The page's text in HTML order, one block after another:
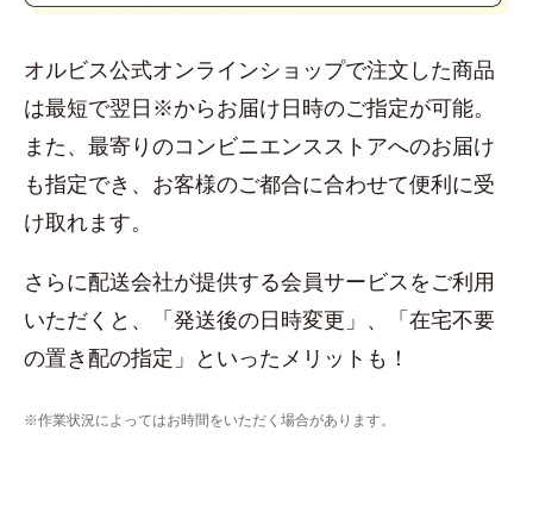
オルビス公式オンラインショップで注文した商品
は最短で翌日※からお届け日時のご指定が可能。
また、最寄りのコンビニエンスストアへのお届け
も指定でき、お客様のご都合に合わせて便利に受
け取れます。
さらに配送会社が提供する会員サービスをご利用
いただくと、「発送後の日時変更」、「在宅不要
の置き配の指定」といったメリットも！
※作業状況によってはお時間をいただく場合があります。